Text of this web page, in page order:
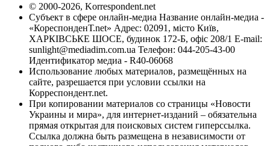
© 2000-2026, Korrespondent.net
Субъект в сфере онлайн-медиа Название онлайн-медиа -
«КореспонденТ.net» Адрес: 02091, місто Київ,
ХАРКІВСЬКЕ ШОСЕ, будинок 172-Б, офіс 208/1 E-mail:
sunlight@mediadim.com.ua Телефон: 044-205-43-00
Идентификатор медиа - R40-06068
Использование любых материалов, размещённых на
сайте, разрешается при условии ссылки на
Корреспондент.net.
При копировании материалов со страницы «Новости
Украины и мира», для интернет-изданий – обязательна
прямая открытая для поисковых систем гиперссылка.
Ссылка должна быть размещена в независимости от